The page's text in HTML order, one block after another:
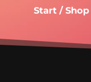
Start /Shop